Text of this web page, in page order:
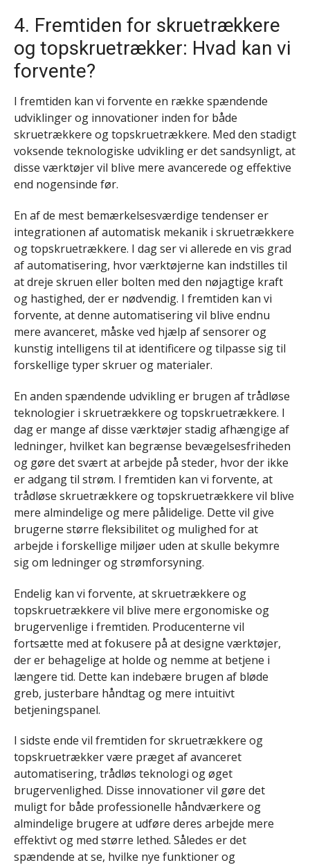
4. Fremtiden for skruetrækkere
og topskruetrækker: Hvad kan vi
forvente?
I fremtiden kan vi forvente en række spændende
udviklinger og innovationer inden for både
skruetrækkere og topskruetrækkere. Med den stadigt
voksende teknologiske udvikling er det sandsynligt, at
disse værktøjer vil blive mere avancerede og effektive
end nogensinde før.
En af de mest bemærkelsesværdige tendenser er
integrationen af automatisk mekanik i skruetrækkere
og topskruetrækkere. I dag ser vi allerede en vis grad
af automatisering, hvor værktøjerne kan indstilles til
at dreje skruen eller bolten med den nøjagtige kraft
og hastighed, der er nødvendig. I fremtiden kan vi
forvente, at denne automatisering vil blive endnu
mere avanceret, måske ved hjælp af sensorer og
kunstig intelligens til at identificere og tilpasse sig til
forskellige typer skruer og materialer.
En anden spændende udvikling er brugen af trådløse
teknologier i skruetrækkere og topskruetrækkere. I
dag er mange af disse værktøjer stadig afhængige af
ledninger, hvilket kan begrænse bevægelsesfriheden
og gøre det svært at arbejde på steder, hvor der ikke
er adgang til strøm. I fremtiden kan vi forvente, at
trådløse skruetrækkere og topskruetrækkere vil blive
mere almindelige og mere pålidelige. Dette vil give
brugerne større fleksibilitet og mulighed for at
arbejde i forskellige miljøer uden at skulle bekymre
sig om ledninger og strømforsyning.
Endelig kan vi forvente, at skruetrækkere og
topskruetrækkere vil blive mere ergonomiske og
brugervenlige i fremtiden. Producenterne vil
fortsætte med at fokusere på at designe værktøjer,
der er behagelige at holde og nemme at betjene i
længere tid. Dette kan indebære brugen af bløde
greb, justerbare håndtag og mere intuitivt
betjeningspanel.
I sidste ende vil fremtiden for skruetrækkere og
topskruetrækker være præget af avanceret
automatisering, trådløs teknologi og øget
brugervenlighed. Disse innovationer vil gøre det
muligt for både professionelle håndværkere og
almindelige brugere at udføre deres arbejde mere
effektivt og med større lethed. Således er det
spændende at se, hvilke nye funktioner og